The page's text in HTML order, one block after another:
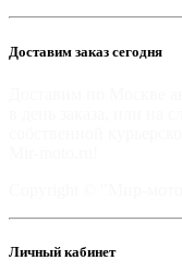
Доставим заказ сегодня
Личный кабинет